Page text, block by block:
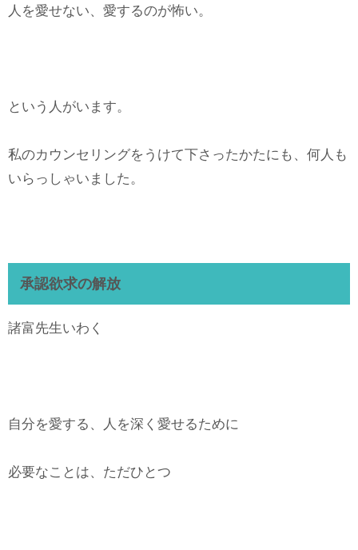
人を愛せない、愛するのが怖い。
という人がいます。
私のカウンセリングをうけて下さったかたにも、何人も
いらっしゃいました。
承認欲求の解放
諸富先生いわく
自分を愛する、人を深く愛せるために
必要なことは、ただひとつ